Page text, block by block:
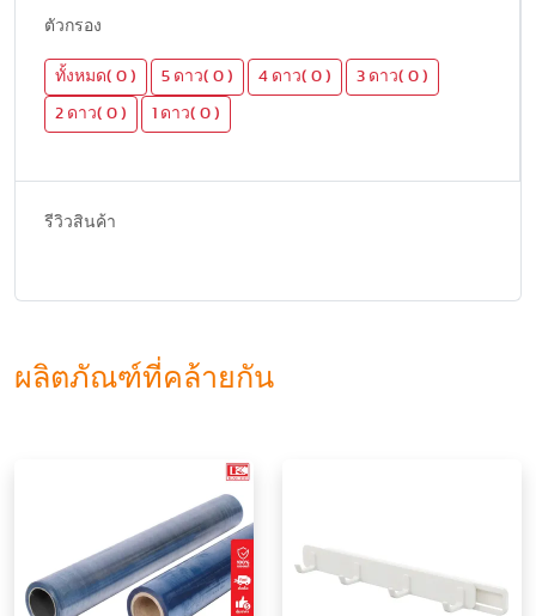
ตัวกรอง
ทั้งหมด( 0 ) 5 ดาว( 0 ) 4 ดาว( 0 ) 3 ดาว( 0 )
2 ดาว( 0 ) 1 ดาว( 0 )
รีวิวสินค้า
ผลิตภัณฑ์ที่คล้ายกัน